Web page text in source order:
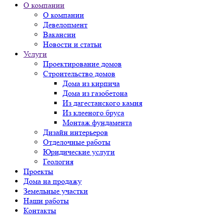
О компании
О компании
Девелопмент
Вакансии
Новости и статьи
Услуги
Проектирование домов
Строительство домов
Дома из кирпича
Дома из газобетона
Из дагестанского камня
Из клееного бруса
Монтаж фундамента
Дизайн интерьеров
Отделочные работы
Юридические услуги
Геология
Проекты
Дома на продажу
Земельные участки
Наши работы
Контакты